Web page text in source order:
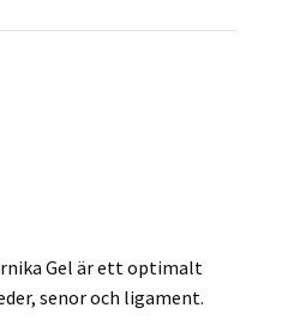
Gel är ett optimalt
senor och ligament.